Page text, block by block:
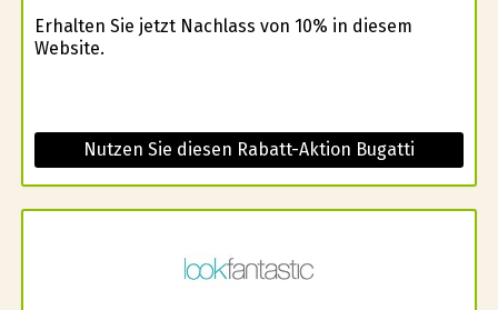
Erhalten Sie jetzt Nachlass von 10% in diesem
Website.
Nutzen Sie diesen Rabatt-Aktion Bugatti